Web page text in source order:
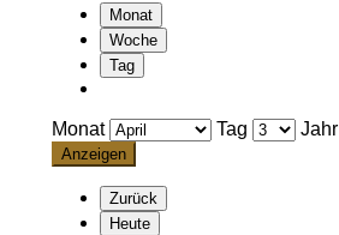
Monat
Woche
Tag
Monat Tag Jahr
Zurück
Heute